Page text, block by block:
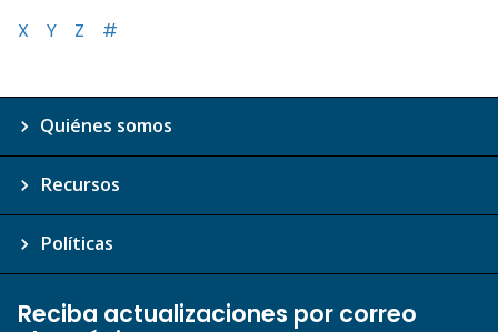
X
Y Z #
Quiénes somos
Recursos
Políticas
Reciba actualizaciones por correo